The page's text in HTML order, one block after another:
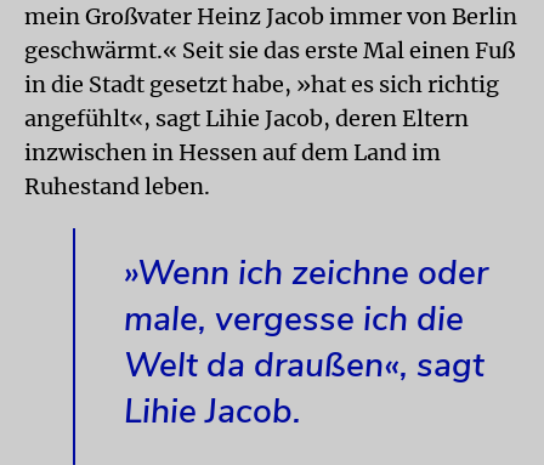
mein Großvater Heinz Jacob immer von Berlin
geschwärmt.« Seit sie das erste Mal einen Fuß
in die Stadt gesetzt habe, »hat es sich richtig
angefühlt«, sagt Lihie Jacob, deren Eltern
inzwischen in Hessen auf dem Land im
Ruhestand leben.
»Wenn ich zeichne oder
male, vergesse ich die
Welt da draußen«, sagt
Lihie Jacob.